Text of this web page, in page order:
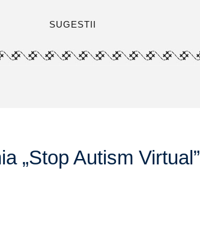
SUGESTII
„Stop Autism Virtual”